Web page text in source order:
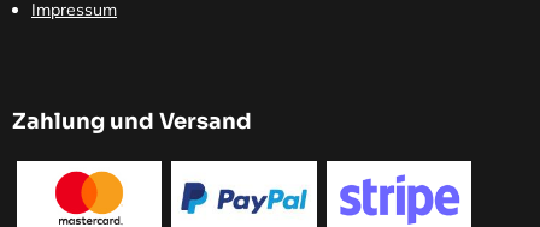
Impressum
Zahlung und Versand